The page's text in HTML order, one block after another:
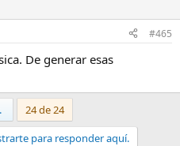
#465
De generar esas
24 de 24
para responder aquí.